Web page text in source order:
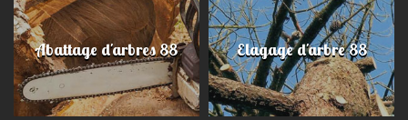
Abattage d'arbres 88 Elagage d'arbre 88